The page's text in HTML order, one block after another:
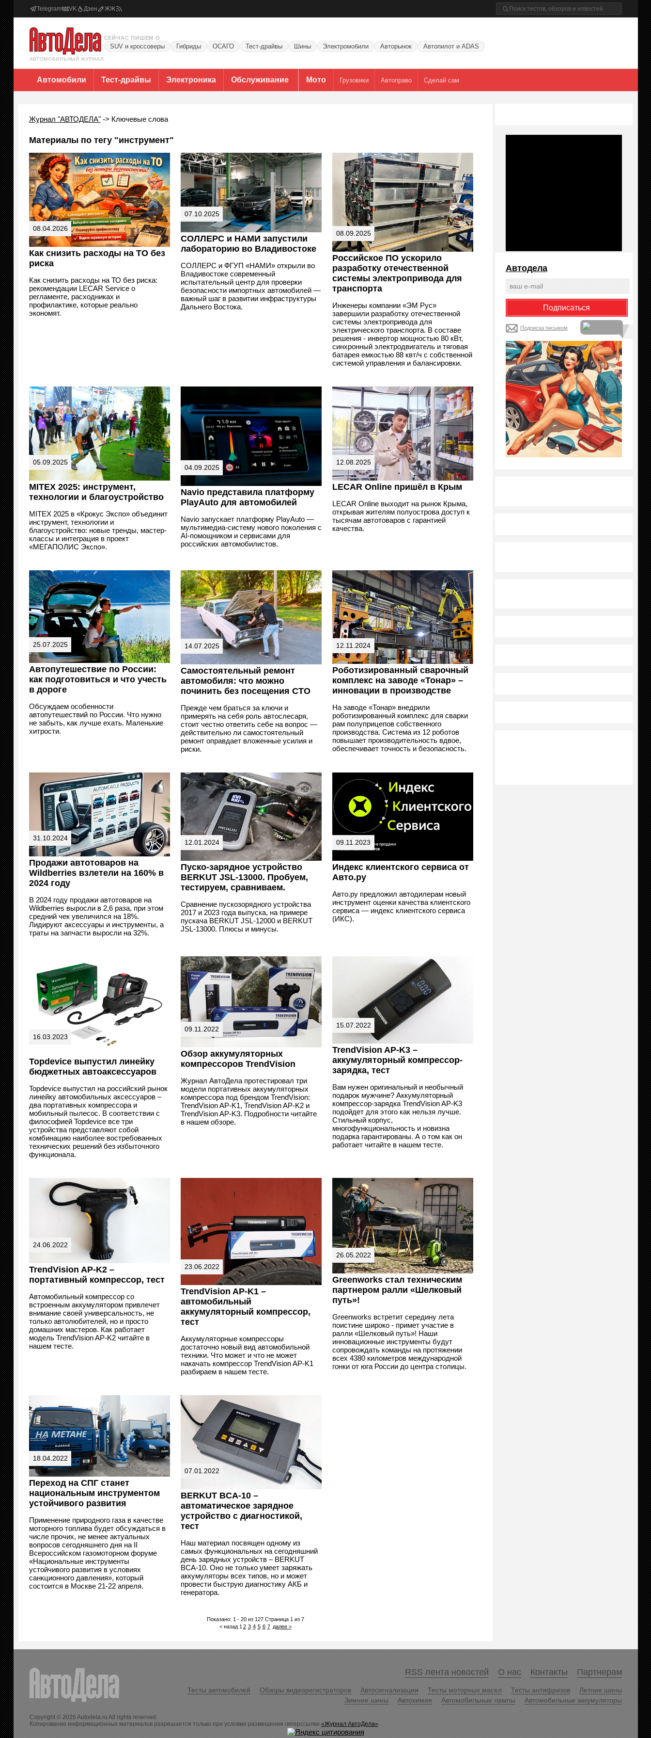
Telegram VK Дзен ЖЖ
АВТОМОБИЛЬНЫЙ ЖУРНАЛ
СЕЙЧАС ПИШЕМ О
SUV и кроссоверы Гибриды ОСАГО Тест-драйвы Шины Электромобили Авторынок Автопилот и ADAS
Автомобили Тест-драйвы Электроника Обслуживание Мото Грузовики Автоправо Сделай сам
Журнал "АВТОДЕЛА"-> Ключевые слова
Материалы по тегу "инструмент"
08.04.2026
Как снизить расходы на ТО без
риска
Как снизить расходы на ТО без риска:
рекомендации LECAR Service о
регламенте, расходниках и
профилактике, которые реально
экономят.
07.10.2025
СОЛЛЕРС и НАМИ запустили
лабораторию во Владивостоке
СОЛЛЕРС и ФГУП «НАМИ» открыли во
Владивостоке современный
испытательный центр для проверки
безопасности импортных автомобилей —
важный шаг в развитии инфраструктуры
Дальнего Востока.
08.09.2025
Российское ПО ускорило
разработку отечественной
системы электропривода для
транспорта
Инженеры компании «ЭМ Рус»
завершили разработку отечественной
системы электропривода для
электрического транспорта. В составе
решения - инвертор мощностью 80 кВт,
синхронный электродвигатель и тяговая
батарея емкостью 88 квт/ч с собственной
системой управления и балансировки.
05.09.2025
MITEX 2025: инструмент,
технологии и благоустройство
MITEX 2025 в «Крокус Экспо» объединит
инструмент, технологии и
благоустройство: новые тренды, мастер-
классы и интеграция в проект
«МЕГАПОЛИС Экспо».
04.09.2025
Navio представила платформу
PlayAuto для автомобилей
Navio запускает платформу PlayAuto —
мультимедиа-систему нового поколения с
AI-помощником и сервисами для
российских автомобилистов.
12.08.2025
LECAR Online пришёл в Крым
LECAR Online выходит на рынок Крыма,
открывая жителям полуострова доступ к
тысячам автотоваров с гарантией
качества.
25.07.2025
Автопутешествие по России:
как подготовиться и что учесть
в дороге
Обсуждаем особенности
автопутешествий по России. Что нужно
не забыть, как лучше ехать. Маленькие
хитрости.
14.07.2025
Самостоятельный ремонт
автомобиля: что можно
починить без посещения СТО
Прежде чем браться за ключи и
примерять на себя роль автослесаря,
стоит честно ответить себе на вопрос —
действительно ли самостоятельный
ремонт оправдает вложенные усилия и
риски.
12.11.2024
Роботизированный сварочный
комплекс на заводе «Тонар» –
инновации в производстве
На заводе «Тонар» внедрили
роботизированный комплекс для сварки
рам полуприцепов собственного
производства. Система из 12 роботов
повышает производительность вдвое,
обеспечивает точность и безопасность.
31.10.2024
Продажи автотоваров на
Wildberries взлетели на 160% в
2024 году
В 2024 году продажи автотоваров на
Wildberries выросли в 2,6 раза, при этом
средний чек увеличился на 18%.
Лидируют аксессуары и инструменты, а
траты на запчасти выросли на 32%.
12.01.2024
Пуско-зарядное устройство
BERKUT JSL-13000. Пробуем,
тестируем, сравниваем.
Сравнение пускозорядного устройства
2017 и 2023 года выпуска, на примере
пускача BERKUT JSL-12000 и BERKUT
JSL-13000. Плюсы и минусы.
09.11.2023
Индекс клиентского сервиса от
Авто.ру
Авто.ру предложил автодилерам новый
инструмент оценки качества клиентского
сервиса — индекс клиентского сервиса
(ИКС).
16.03.2023
Topdevice выпустил линейку
бюджетных автоаксессуаров
Topdevice выпустил на российский рынок
линейку автомобильных аксессуаров –
два портативных компрессора и
мобильный пылесос. В соответствии с
философией Topdevice все три
устройства представляют собой
комбинацию наиболее востребованных
технических решений без избыточного
функционала.
09.11.2022
Обзор аккумуляторных
компрессоров TrendVision
Журнал АвтоДела протестировал три
модели портативных аккумуляторных
компрессора под брендом TrendVision:
TrendVision AP-K1, TrendVision AP-K2 и
TrendVision AP-K3. Подробности читайте
в нашем обзоре.
15.07.2022
TrendVision AP-K3 –
аккумуляторный компрессор-
зарядка, тест
Вам нужен оригинальный и необычный
подарок мужчине? Аккумуляторный
компрессор-зарядка TrendVision AP-K3
подойдет для этого как нельзя лучше.
Стильный корпус,
многофункциональность и новизна
подарка гарантированы. А о том как он
работает читайте в нашем тесте.
24.06.2022
TrendVision AP-K2 –
портативный компрессор, тест
Автомобильный компрессор со
встроенным аккумулятором привлечет
внимание своей универсальность, не
только автолюбителей, но и просто
домашних мастеров. Как работает
модель TrendVision AP-K2 читайте в
нашем тесте.
23.06.2022
TrendVision AP-K1 –
автомобильный
аккумуляторный компрессор,
тест
Аккумуляторные компрессоры
достаточно новый вид автомобильной
техники. Что может и что не может
накачать компрессор TrendVision AP-K1
разбираем в нашем тесте.
26.05.2022
Greenworks стал техническим
партнером ралли «Шелковый
путь»!
Greenworks встретит середину лета
поистине широко - примет участие в
ралли «Шелковый путь»! Наши
инновационные инструменты будут
сопровождать команды на протяжении
всех 4380 километров международной
гонки от юга России до центра столицы.
18.04.2022
Переход на СПГ станет
национальным инструментом
устойчивого развития
Применение природного газа в качестве
моторного топлива будет обсуждаться в
числе прочих, не менее актуальных
вопросов сегодняшнего дня на II
Всероссийском газомоторном форуме
«Национальные инструменты
устойчивого развития в условиях
санкционного давления», который
состоится в Москве 21-22 апреля.
07.01.2022
BERKUT BCA-10 –
автоматическое зарядное
устройство с диагностикой,
тест
Наш материал посвящен одному из
самых функциональных на сегодняшний
день зарядных устройств – BERKUT
BCA-10. Оно не только умеет заряжать
аккумуляторы всех типов, но и может
провести быструю диагностику АКБ и
генератора.
Показано: 1 - 20 из 127 Страница 1 из 7
< назад 1 2 3 4 5 6 7 далее >
Автодела
Подписка письмом
RSS лента новостей О нас Контакты Партнерам
Тесты автомобилей Обзоры видеорегистраторов Автосигнализации Тесты моторных масел Тесты антифризов
Летние шины
Зимние шины
Автохимия Автомобильные лампы Автомобильные аккумуляторы
Copyright © 2026 Autodela.ru All rights reserved.
Копирование информационных материалов разрешается только при условии размещения гиперссылки«Журнал АвтоДела».